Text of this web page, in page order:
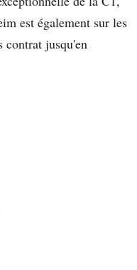
est également sur les
contrat jusqu'en